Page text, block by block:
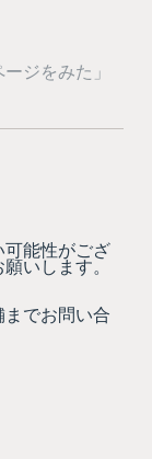
ジをみた」
能性がござ
いします。
でお問い合